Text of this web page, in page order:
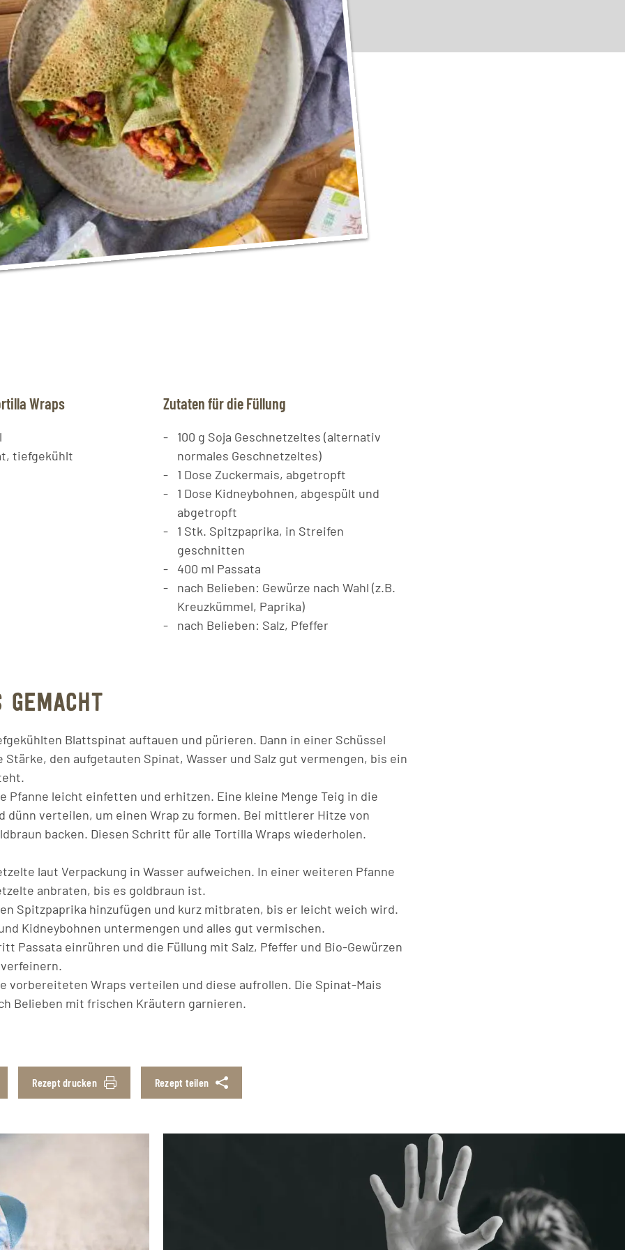
Wraps
tiefgekühlt
Zutaten für die Füllung
100 g Soja Geschnetzeltes (alternativ
normales Geschnetzeltes)
1 Dose Zuckermais, abgetropft
1 Dose Kidneybohnen, abgespült und
abgetropft
1 Stk. Spitzpaprika, in Streifen
geschnitten
400 ml Passata
nach Belieben: Gewürze nach Wahl (z.B.
Kreuzkümmel, Paprika)
nach Belieben: Salz, Pfeffer
GEMACHT
Blattspinat auftauen und pürieren. Dann in einer Schüssel
Stärke, den aufgetauten Spinat, Wasser und Salz gut vermengen, bis ein
Pfanne leicht einfetten und erhitzen. Eine kleine Menge Teig in die
dünn verteilen, um einen Wrap zu formen. Bei mittlerer Hitze von
backen. Diesen Schritt für alle Tortilla Wraps wiederholen.
laut Verpackung in Wasser aufweichen. In einer weiteren Pfanne
anbraten, bis es goldbraun ist.
Spitzpaprika hinzufügen und kurz mitbraten, bis er leicht weich wird.
Kidneybohnen untermengen und alles gut vermischen.
Passata einrühren und die Füllung mit Salz, Pfeffer und Bio-Gewürzen
vorbereiteten Wraps verteilen und diese aufrollen. Die Spinat-Mais
Belieben mit frischen Kräutern garnieren.
Rezept drucken Rezept teilen